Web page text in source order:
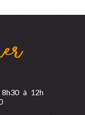
à 12h